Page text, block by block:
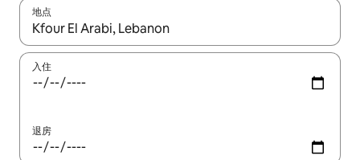
地点
如有搜索结果，请使用上下方向键查看，或通过点击或滑动手势
入住
退房